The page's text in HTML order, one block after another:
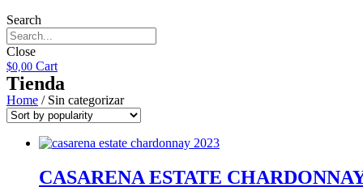
Search
Close
$0,00 Cart
Tienda
Home / Sin categorizar
CASARENA ESTATE